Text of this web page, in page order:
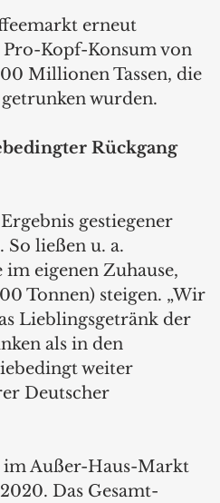
erneut
Pro-Kopf-Konsum von
Millionen Tassen, die
wurden.
Rückgang
gestiegener
ließen u. a.
eigenen Zuhause,
Tonnen) steigen. „Wir
Lieblingsgetränk der
als in den
weiter
Deutscher
im Außer-Haus-Markt
Das Gesamt-